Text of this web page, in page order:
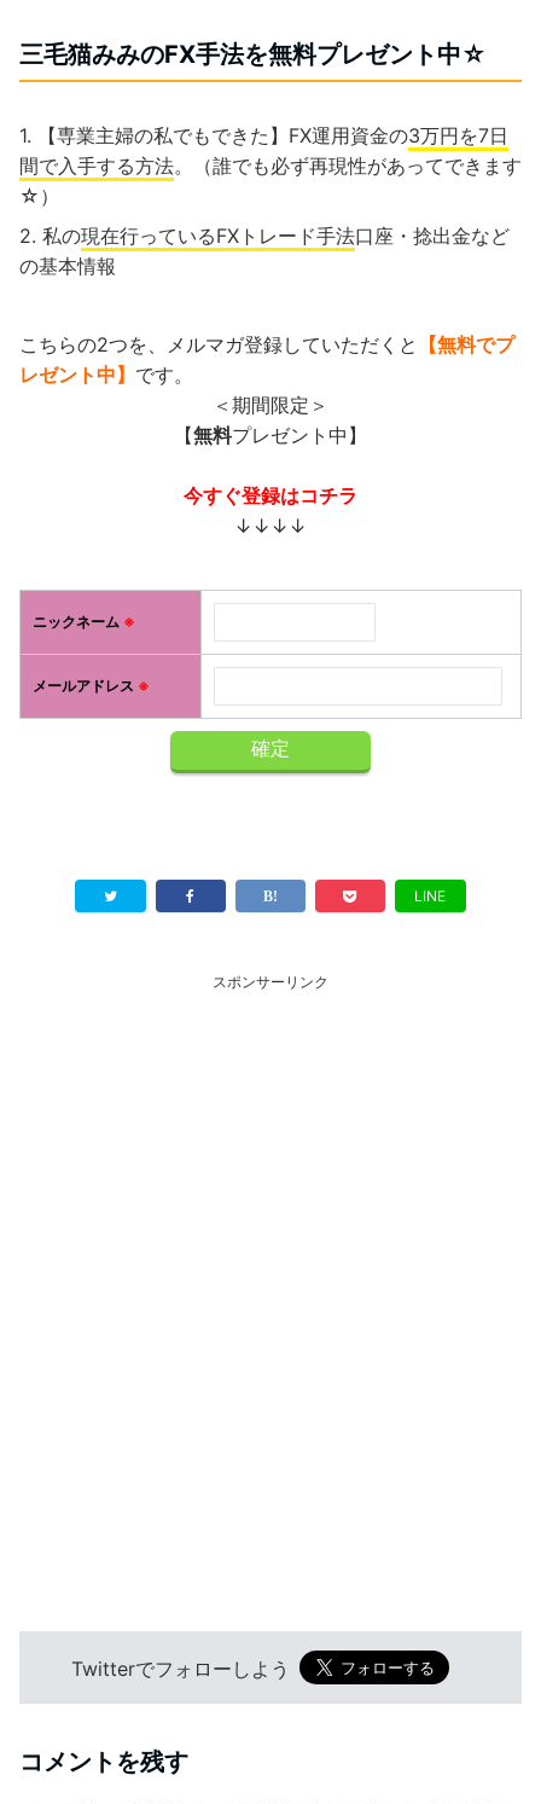
三毛猫みみのFX手法を無料プレゼント中☆
【専業主婦の私でもできた】FX運用資金の3万円を7日
間で入手する方法。（誰でも必ず再現性があってできます
☆）
私の現在行っているFXトレード手法口座・捻出金など
の基本情報
こちらの2つを、メルマガ登録していただくと
【無料でプ
レゼント中】 です。
＜期間限定＞
【無料プレゼント中】
今すぐ登録はコチラ
↓↓↓↓
ニックネーム ※
メールアドレス ※
LINE
スポンサーリンク
Twitterでフォローしよう
コメントを残す